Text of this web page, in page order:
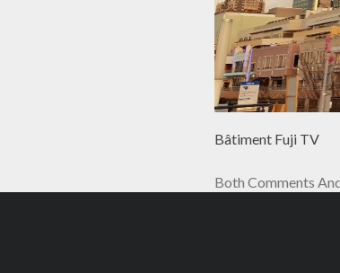
Bâtiment Fuji TV
Both Comments